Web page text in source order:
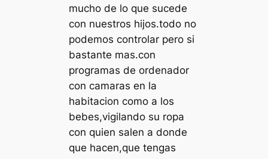
mucho de lo que sucede
con nuestros hijos.todo no
podemos controlar pero si
bastante mas.con
programas de ordenador
con camaras en la
habitacion como a los
bebes,vigilando su ropa
con quien salen a donde
que hacen,que tengas